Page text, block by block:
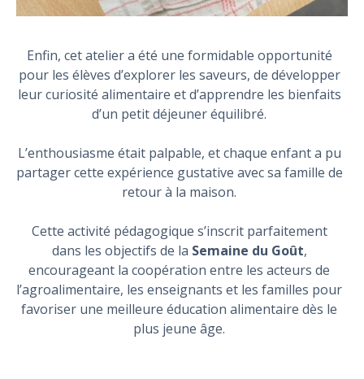
Enfin, cet atelier a été une formidable opportunité
pour les élèves d’explorer les saveurs, de développer
leur curiosité alimentaire et d’apprendre les bienfaits
d’un petit déjeuner équilibré.
L’enthousiasme était palpable, et chaque enfant a pu
partager cette expérience gustative avec sa famille de
retour à la maison.
Cette activité pédagogique s’inscrit parfaitement
dans les objectifs de la Semaine du Goût,
encourageant la coopération entre les acteurs de
l’agroalimentaire, les enseignants et les familles pour
favoriser une meilleure éducation alimentaire dès le
plus jeune âge.